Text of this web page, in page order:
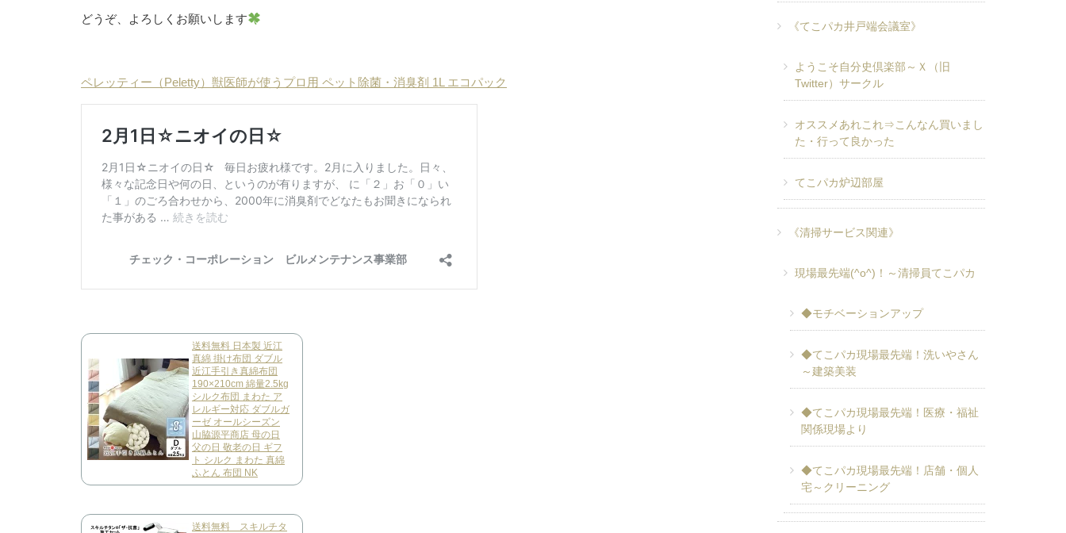
どうぞ、よろしくお願いします
ペレッティー（Peletty）獣医師が使うプロ用 ペット除菌・消臭剤 1L エコパック
送料無料 日本製 近江
真綿 掛け布団 ダブル
近江手引き真綿布団
190×210cm 綿量2.5kg
シルク布団 まわた ア
レルギー対応 ダブルガ
ーゼ オールシーズン
山脇源平商店 母の日
父の日 敬老の日 ギフ
ト シルク まわた 真綿
ふとん 布団 NK
送料無料 スキルチタ
《てこパカ井戸端会議室》
ようこそ自分史倶楽部～Ｘ（旧
Twitter）サークル
オススメあれこれ⇒こんなん買いまし
た・行って良かった
てこパカ炉辺部屋
《清掃サービス関連》
現場最先端(^o^)！～清掃員てこパカ
◆モチベーションアップ
◆てこパカ現場最先端！洗いやさん
～建築美装
◆てこパカ現場最先端！医療・福祉
関係現場より
◆てこパカ現場最先端！店舗・個人
宅～クリーニング